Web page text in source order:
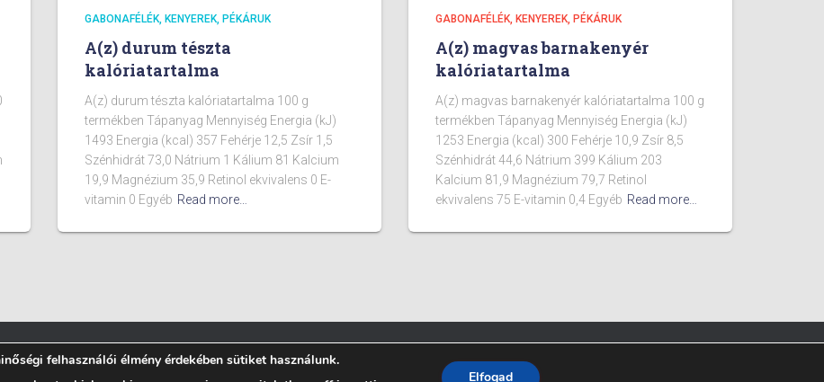
GABONAFÉLÉK, KENYEREK, PÉKÁRUK
A(z) durum tészta
kalóriatartalma
A(z) durum tészta kalóriatartalma 100 g
termékben Tápanyag Mennyiség Energia (kJ)
1493 Energia (kcal) 357 Fehérje 12,5 Zsír 1,5
Szénhidrát 73,0 Nátrium 1 Kálium 81 Kalcium
19,9 Magnézium 35,9 Retinol ekvivalens 0 E-
vitamin 0 Egyéb Read more…
GABONAFÉLÉK, KENYEREK, PÉKÁRUK
A(z) magvas barnakenyér
kalóriatartalma
A(z) magvas barnakenyér kalóriatartalma 100 g
termékben Tápanyag Mennyiség Energia (kJ)
1253 Energia (kcal) 300 Fehérje 10,9 Zsír 8,5
Szénhidrát 44,6 Nátrium 399 Kálium 203
Kalcium 81,9 Magnézium 79,7 Retinol
ekvivalens 75 E-vitamin 0,4 Egyéb Read more…
Fitpont - 2025 - Minden jog fenntartva.
felhasználói élmény érdekében sütiket használunk.
Elfogad